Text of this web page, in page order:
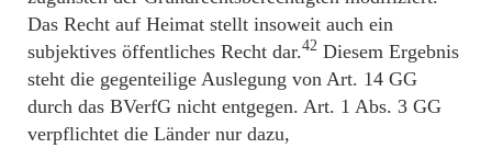
Das Recht auf Heimat stellt insoweit auch ein
subjektives öffentliches Recht dar.42 Diesem Ergebnis
steht die gegenteilige Auslegung von Art. 14 GG
durch das BVerfG nicht entgegen. Art. 1 Abs. 3 GG
verpflichtet die Länder nur dazu,